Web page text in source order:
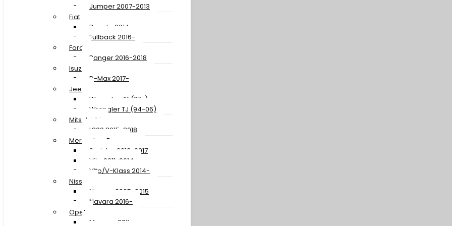
Jumper 2007-2013
Fiat
Ducato 2014-
Fullback 2016-
Ford
Ranger 2016-2018
Isuzu
D-Max 2017-
Jeep
Wrangler JK (07-)
Wrangler TJ (94-06)
Mitsubishi
L200 2015-2018
Mercedes-Benz
Sprinter 2013-2017
Vito 2011-2014
Vito/V-Klass 2014-
Nissan
Navara 2005-2015
Navara 2016-
Opel
Movano 2011-